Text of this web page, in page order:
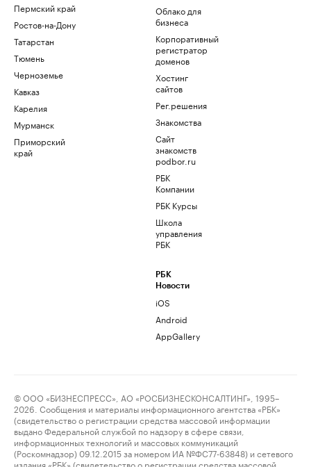
Пермский край
Ростов-на-Дону
Татарстан
Тюмень
Черноземье
Кавказ
Карелия
Мурманск
Приморский
край
Облако для
бизнеса
Корпоративный
регистратор
доменов
Хостинг
сайтов
Рег.решения
Знакомства
Сайт
знакомств
podbor.ru
РБК
Компании
РБК Курсы
Школа
управления
РБК
РБК
Новости
iOS
Android
AppGallery
© ООО «БИЗНЕСПРЕСС», АО «РОСБИЗНЕСКОНСАЛТИНГ», 1995–
2026. Сообщения и материалы информационного агентства «РБК»
(свидетельство о регистрации средства массовой информации
выдано Федеральной службой по надзору в сфере связи,
информационных технологий и массовых коммуникаций
(Роскомнадзор) 09.12.2015 за номером ИА №ФС77-63848) и сетевого
издания «РБК» (свидетельство о регистрации средства массовой